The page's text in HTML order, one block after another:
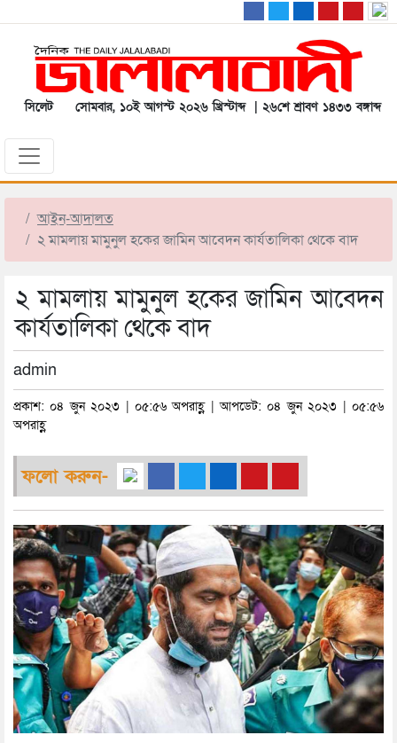
সিলেট সোমবার, ১০ই আগস্ট ২০২৬ খ্রিস্টাব্দ | ২৬শে শ্রাবণ ১৪৩৩ বঙ্গাব্দ
আইন-আদালত
২ মামলায় মামুনুল হকের জামিন আবেদন কার্যতালিকা থেকে বাদ
২ মামলায় মামুনুল হকের জামিন আবেদন
কার্যতালিকা থেকে বাদ
admin
প্রকাশ: ০৪ জুন ২০২৩ | ০৫:৫৬ অপরাহ্ণ | আপডেট: ০৪ জুন ২০২৩ | ০৫:৫৬
অপরাহ্ণ
ফলো করুন-